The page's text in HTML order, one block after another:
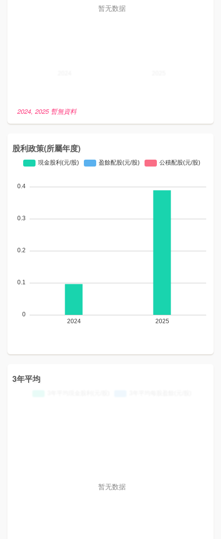
暂无数据
2024, 2025 暫無資料
股利政策(所屬年度)
3年平均
暂无数据